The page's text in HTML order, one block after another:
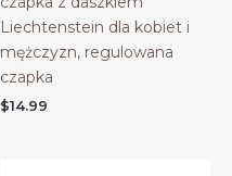
Liechtenstein dla kobiet i
mężczyzn, regulowana
czapka
$14.99